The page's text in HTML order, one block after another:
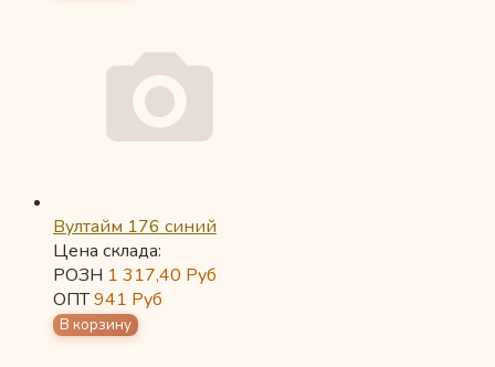
Вултайм 176 синий
Цена склада:
РОЗН 1 317,40 Руб
ОПТ941 Руб